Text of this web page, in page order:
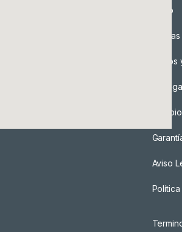
Envío
Entrega
Aviso